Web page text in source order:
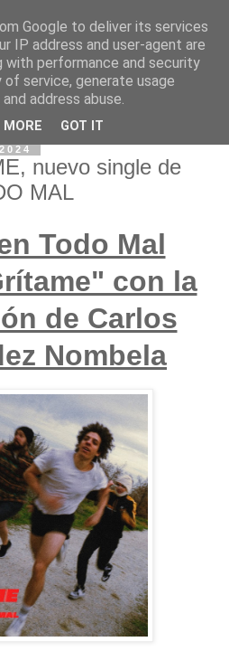
nuevo single de
MAL
Todo Mal
con la
de Carlos
Nombela
Google to deliver its services
IP address and user-agent are
with performance and security
service, generate usage
address abuse.
MORE GOT IT